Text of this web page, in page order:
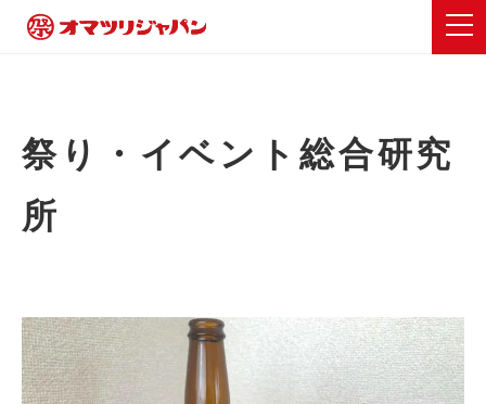
祭り・イベント総合研究
所